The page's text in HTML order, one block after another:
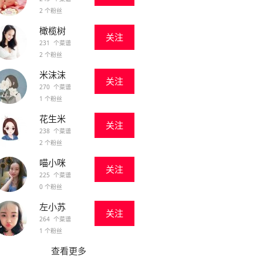
2 个粉丝
橄榄树
231 个菜谱
2 个粉丝
关注
米沫沫
270 个菜谱
1 个粉丝
关注
花生米
238 个菜谱
2 个粉丝
关注
喵小咪
225 个菜谱
0 个粉丝
关注
左小苏
264 个菜谱
1 个粉丝
关注
查看更多